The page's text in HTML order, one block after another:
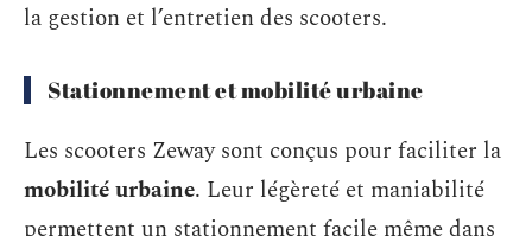
la gestion et l’entretien des scooters.
Stationnement et mobilité urbaine
Les scooters Zeway sont conçus pour faciliter la
mobilité urbaine. Leur légèreté et maniabilité
permettent un stationnement facile même dans